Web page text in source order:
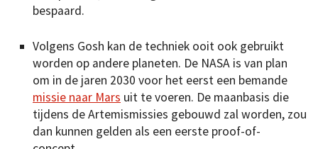
bespaard.
Volgens Gosh kan de techniek ooit ook gebruikt
worden op andere planeten. De NASA is van plan
om in de jaren 2030 voor het eerst een bemande
missie naar Mars uit te voeren. De maanbasis die
tijdens de Artemismissies gebouwd zal worden, zou
dan kunnen gelden als een eerste proof-of-